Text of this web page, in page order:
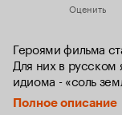
Оценить
Героями фильма
Для них в русском
идиома - «соль
составляющие
Полное описание